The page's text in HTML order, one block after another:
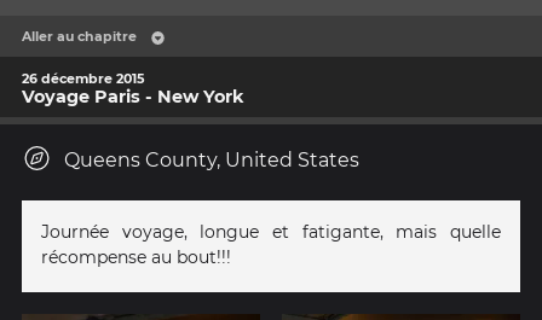
Aller au chapitre
26 décembre 2015
Voyage Paris - New York
Queens County, United States
Journée voyage, longue et fatigante, mais quelle
récompense au bout!!!